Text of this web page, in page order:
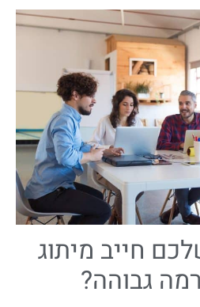
חייב מיתוג
גבוהה?